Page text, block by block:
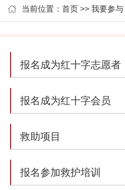
当前位置： 首页 >> 我要参与
报名成为红十字志愿者
报名成为红十字会员
救助项目
报名参加救护培训